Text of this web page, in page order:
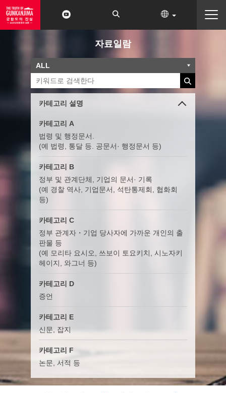
자료일람
카테고리 설명
카테고리 A
법령 및 행정문서.
(예 법령, 통달 등. 공문서· 행정문서 등)
카테고리 B
정부 및 관계단체, 기업의 문서· 기록
(예 경찰 역사, 기업문서, 석탄통제회, 협화회
등)
카테고리 C
정부 관계자・기업 당사자에 가까운 개인의 출
판물 등
(예 모리타 요시오, 쓰보이 토요키치, 시노자키
헤이지, 와그너 등)
카테고리 D
증언
카테고리 E
신문, 잡지
카테고리 F
논문, 서적 등